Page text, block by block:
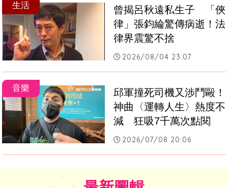
生活
曾揭呂秋遠私生子　「俠
律」張鈞綸驚傳病逝！法
律界震驚不捨
2026/08/04 23:07
音樂
邱軍撞死司機又涉鬥毆！
神曲〈運轉人生〉熱度不
減　狂吸7千萬次點閱
2026/07/08 20:06